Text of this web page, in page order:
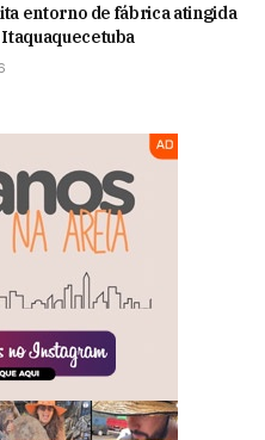
entorno de fábrica atingida